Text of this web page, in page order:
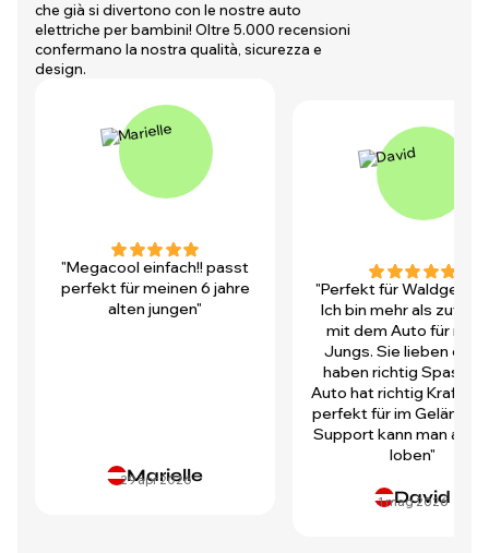
che già si divertono con le nostre auto
elettriche per bambini! Oltre 5.000 recensioni
confermano la nostra qualità, sicurezza e
design.
"Megacool einfach!! passt
perfekt für meinen 6 jahre
alten jungen"
Marielle
29 apr 2026
"Perfekt für
Ich bin mehr als
mit dem Auto für
Jungs. Sie lieben es
haben richtig Spass!
Auto hat richtig Kraft
perfekt für im Gelände.
Support kann man auch
loben"
David
1 mag 2026